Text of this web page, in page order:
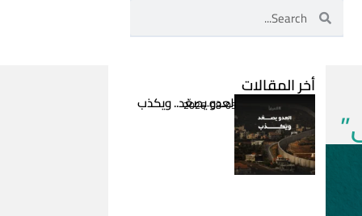
Search
Search
أخر المقالات
العدو يصعّد.. ويكذب
2026-08-05